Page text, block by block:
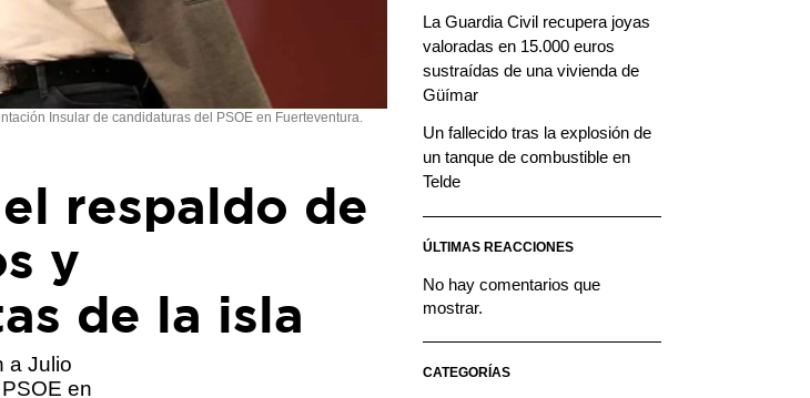
Insular de candidaturas del PSOE en Fuerteventura.
respaldo de
y
de la isla
a Julio
en
La Guardia Civil recupera joyas
valoradas en 15.000 euros
sustraídas de una vivienda de
Güímar
Un fallecido tras la explosión de
un tanque de combustible en
Telde
ÚLTIMAS REACCIONES
No hay comentarios que
mostrar.
CATEGORÍAS